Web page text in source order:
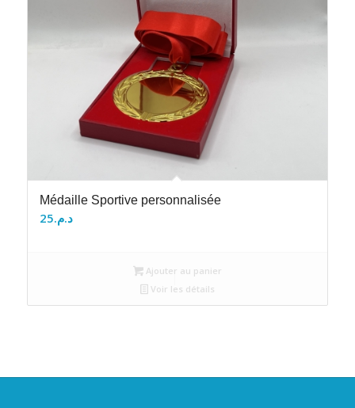
Médaille Sportive personnalisée
د.م.25
Ajouter au panier
Voir les détails